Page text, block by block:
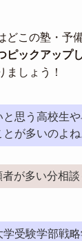
この塾・予
ックアップ
ましょう！
思う高校生
が多いのよね
が多い分相談
受験学部戦